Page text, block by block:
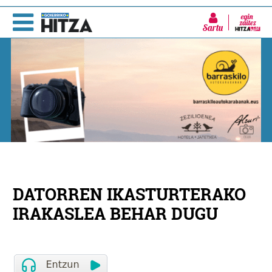
Sartu
DATORREN IKASTURTERAKO
IRAKASLEA BEHAR DUGU